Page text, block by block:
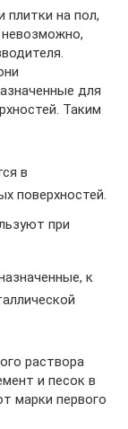
плитки на пол,
невозможно,
для
Таким
в
поверхностей.
при
к
раствора
и песок в
марки первого